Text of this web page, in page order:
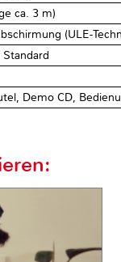
ca. 3 m)
(ULE-
Demo CD,